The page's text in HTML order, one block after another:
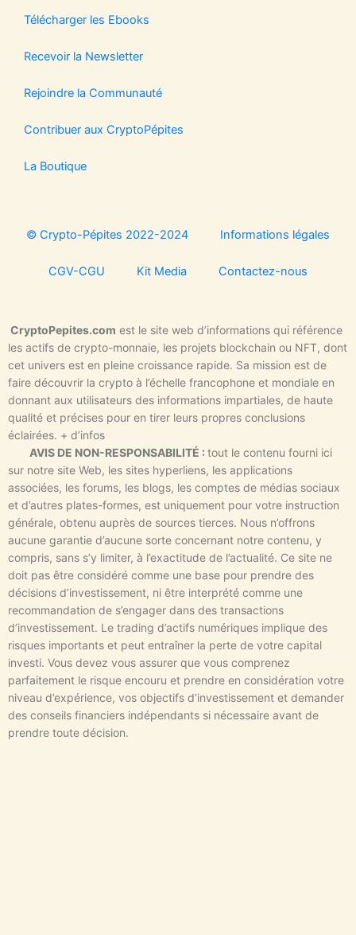
Télécharger les Ebooks
Recevoir la Newsletter
Rejoindre la Communauté
Contribuer aux CryptoPépites
La Boutique
© Crypto-Pépites 2022-2024 Informations légales
CGV-CGU Kit Media Contactez-nous
CryptoPepites.com est le site web d’informations qui référence
les actifs de crypto-monnaie, les projets blockchain ou NFT, dont
cet univers est en pleine croissance rapide. Sa mission est de
faire découvrir la crypto à l’échelle francophone et mondiale en
donnant aux utilisateurs des informations impartiales, de haute
qualité et précises pour en tirer leurs propres conclusions
éclairées. + d’infos
AVIS DE NON-RESPONSABILITÉ : tout le contenu fourni ici
sur notre site Web, les sites hyperliens, les applications
associées, les forums, les blogs, les comptes de médias sociaux
et d’autres plates-formes, est uniquement pour votre instruction
générale, obtenu auprès de sources tierces. Nous n’offrons
aucune garantie d’aucune sorte concernant notre contenu, y
compris, sans s’y limiter, à l’exactitude de l’actualité. Ce site ne
doit pas être considéré comme une base pour prendre des
décisions d’investissement, ni être interprété comme une
recommandation de s’engager dans des transactions
d’investissement. Le trading d’actifs numériques implique des
risques importants et peut entraîner la perte de votre capital
investi. Vous devez vous assurer que vous comprenez
parfaitement le risque encouru et prendre en considération votre
niveau d’expérience, vos objectifs d’investissement et demander
des conseils financiers indépendants si nécessaire avant de
prendre toute décision.